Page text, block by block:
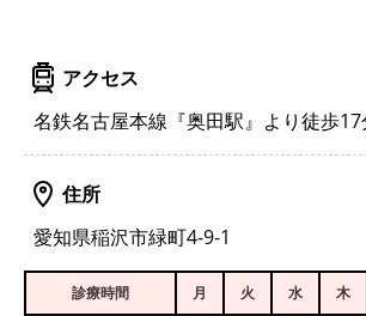
アクセス
名鉄名古屋本線『奥田駅』より徒歩17
住所
愛知県稲沢市緑町4-9-1
診療時間 月 火 水 木